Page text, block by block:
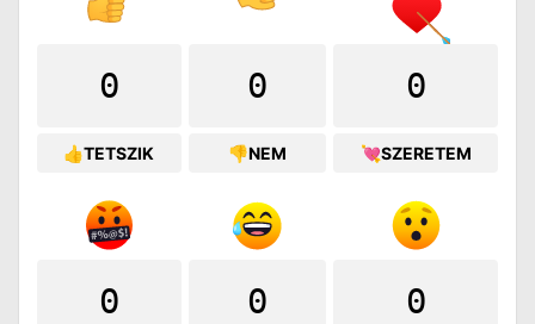
0
👍TETSZIK
0
👎NEM
0
💘SZERETEM
0 0 0